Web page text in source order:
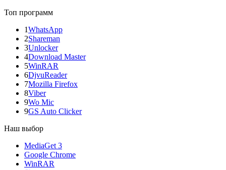
Топ программ
1WhatsApp
2Shareman
3Unlocker
4Download Master
5WinRAR
6DjvuReader
7Mozilla Firefox
8Viber
9Wo Mic
9GS Auto Clicker
Наш выбор
MediaGet 3
Google Chrome
WinRAR